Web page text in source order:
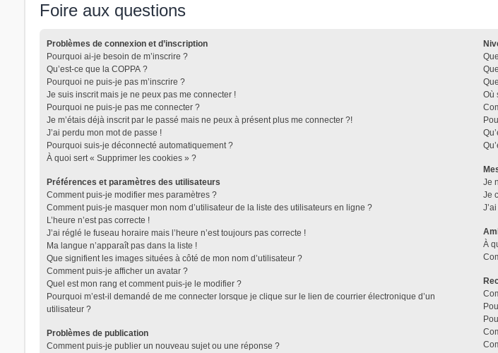
Foire aux questions
Problèmes de connexion et d’inscription
Pourquoi ai-je besoin de m’inscrire ?
Qu’est-ce que la COPPA ?
Pourquoi ne puis-je pas m’inscrire ?
Je suis inscrit mais je ne peux pas me connecter !
Pourquoi ne puis-je pas me connecter ?
Je m’étais déjà inscrit par le passé mais ne peux à présent plus me connecter ?!
J’ai perdu mon mot de passe !
Pourquoi suis-je déconnecté automatiquement ?
À quoi sert « Supprimer les cookies » ?
Préférences et paramètres des utilisateurs
Comment puis-je modifier mes paramètres ?
Comment puis-je masquer mon nom d’utilisateur de la liste des utilisateurs en ligne ?
L’heure n’est pas correcte !
J’ai réglé le fuseau horaire mais l’heure n’est toujours pas correcte !
Ma langue n’apparaît pas dans la liste !
Que signifient les images situées à côté de mon nom d’utilisateur ?
Comment puis-je afficher un avatar ?
Quel est mon rang et comment puis-je le modifier ?
Pourquoi m’est-il demandé de me connecter lorsque je clique sur le lien de courrier électronique d’un
utilisateur ?
Problèmes de publication
Comment puis-je publier un nouveau sujet ou une réponse ?
Où
Je
Je
À